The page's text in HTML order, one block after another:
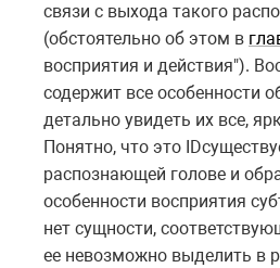
связи с выхода такого
(обстоятельно об этом в
восприятия и действия").
содержит все особенности
детально увидеть их все,
Понятно, что это ID
распознающей голове и
особенности восприятия
нет сущности,
ее невозможно выделить в